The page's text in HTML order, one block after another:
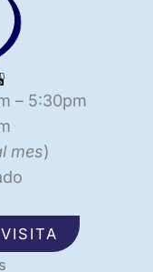
– 5:30pm
mes)